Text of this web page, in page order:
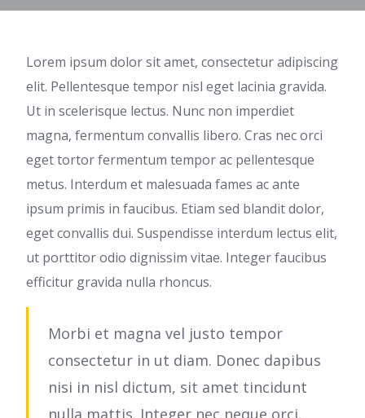
Lorem ipsum dolor sit amet, consectetur adipiscing
elit. Pellentesque tempor nisl eget lacinia gravida.
Ut in scelerisque lectus. Nunc non imperdiet
magna, fermentum convallis libero. Cras nec orci
eget tortor fermentum tempor ac pellentesque
metus. Interdum et malesuada fames ac ante
ipsum primis in faucibus. Etiam sed blandit dolor,
eget convallis dui. Suspendisse interdum lectus elit,
ut porttitor odio dignissim vitae. Integer faucibus
efficitur gravida nulla rhoncus.
Morbi et magna vel justo tempor
consectetur in ut diam. Donec dapibus
nisi in nisl dictum, sit amet tincidunt
nulla mattis. Integer nec neque orci.